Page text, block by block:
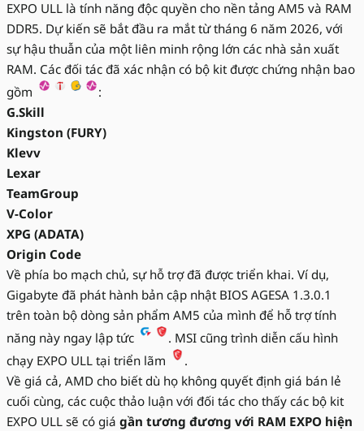
EXPO ULL là tính năng độc quyền cho nền tảng AM5 và RAM
DDR5. Dự kiến sẽ bắt đầu ra mắt từ tháng 6 năm 2026, với
sự hậu thuẫn của một liên minh rộng lớn các nhà sản xuất
RAM. Các đối tác đã xác nhận có bộ kit được chứng nhận bao
gồm
:
G.Skill
Kingston (FURY)
Klevv
Lexar
TeamGroup
V-Color
XPG (ADATA)
Origin Code
Về phía bo mạch chủ, sự hỗ trợ đã được triển khai. Ví dụ,
Gigabyte đã phát hành bản cập nhật BIOS AGESA 1.3.0.1
trên toàn bộ dòng sản phẩm AM5 của mình để hỗ trợ tính
năng này ngay lập tức
. MSI cũng trình diễn cấu hình
chạy EXPO ULL tại triển lãm
.
Về giá cả, AMD cho biết dù họ không quyết định giá bán lẻ
cuối cùng, các cuộc thảo luận với đối tác cho thấy các bộ kit
EXPO ULL sẽ có giá gần tương đương với RAM EXPO hiện